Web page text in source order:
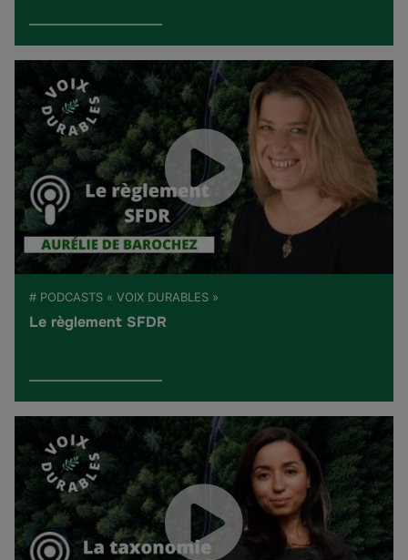
# PODCASTS « VOIX DURABLES »
Le règlement SFDR